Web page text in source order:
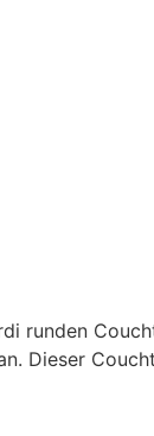
runden
Dieser